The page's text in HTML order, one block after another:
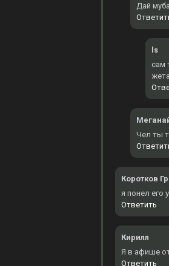
Дай
ls
сам
Чел ты
Коротков
я понел его
Ответить
Кирилл
Я в афише
Ответить